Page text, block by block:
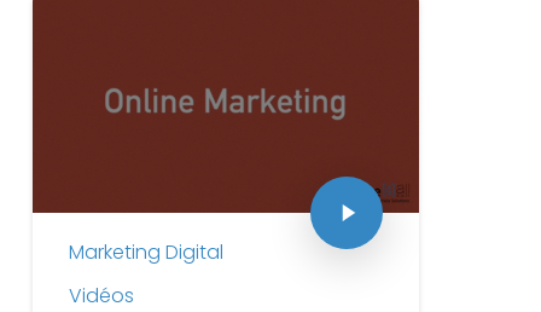
Marketing Digital
Vidéos